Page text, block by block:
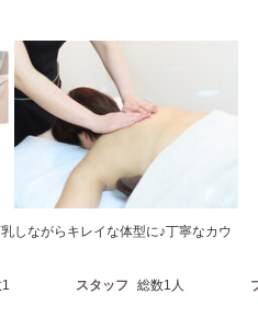
しながらキレイな体型に♪丁寧なカウ
スタッフ 総数1人